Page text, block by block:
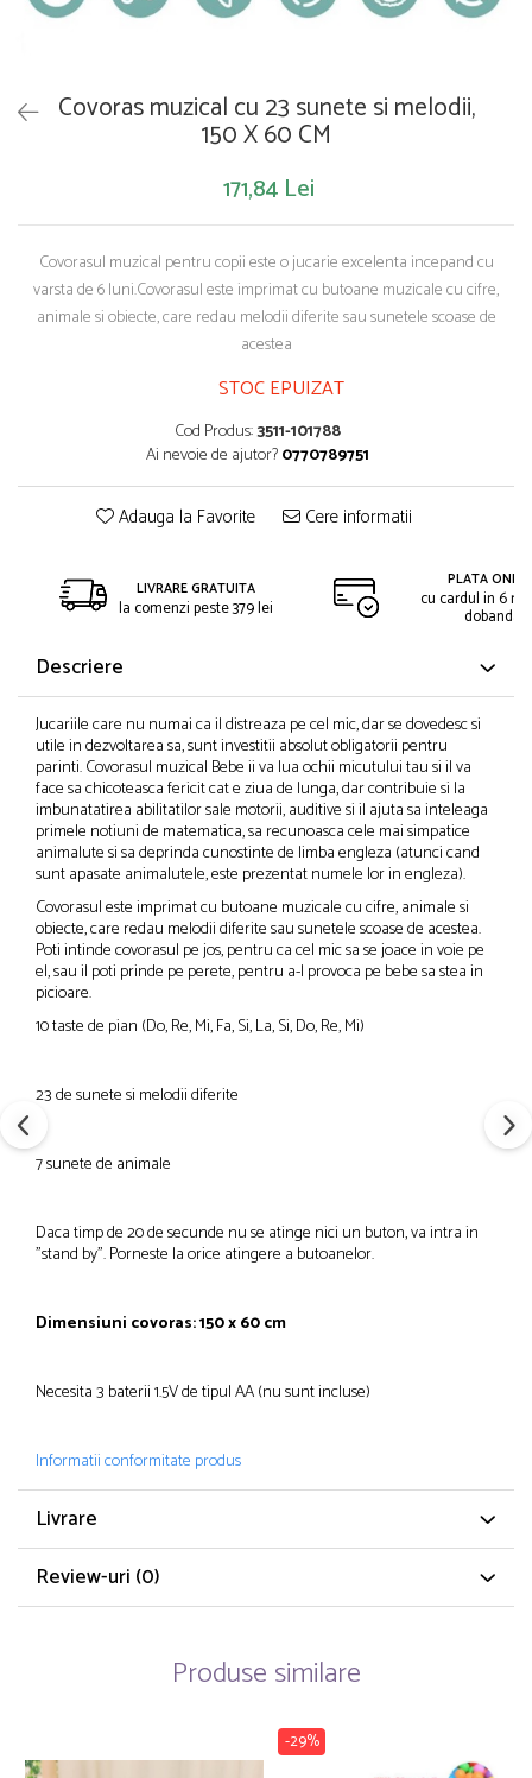
Covoras muzical cu 23 sunete si melodii,
150 X 60 CM
171,84 Lei
Covorasul muzical pentru copii este o jucarie excelenta incepand cu
varsta de 6 luni.Covorasul este imprimat cu butoane muzicale cu cifre,
animale si obiecte, care redau melodii diferite sau sunetele scoase de
acestea
STOC EPUIZAT
Cod Produs:3511-101788
Ai nevoie de ajutor?0770789751
Adauga la Favorite Cere informatii
LIVRARE GRATUITA
la comenzi peste 379 lei
PLATA
cu cardul in 6
dobanda
Descriere
Jucariile care nu numai ca il distreaza pe cel mic, dar se dovedesc si
utile in dezvoltarea sa, sunt investitii absolut obligatorii pentru
parinti. Covorasul muzical Bebe ii va lua ochii micutului tau si il va
face sa chicoteasca fericit cat e ziua de lunga, dar contribuie si la
imbunatatirea abilitatilor sale motorii, auditive si il ajuta sa inteleaga
primele notiuni de matematica, sa recunoasca cele mai simpatice
animalute si sa deprinda cunostinte de limba engleza (atunci cand
sunt apasate animalutele, este prezentat numele lor in engleza).
Covorasul este imprimat cu butoane muzicale cu cifre, animale si
obiecte, care redau melodii diferite sau sunetele scoase de acestea.
Poti intinde covorasul pe jos, pentru ca cel mic sa se joace in voie pe
el, sau il poti prinde pe perete, pentru a-l provoca pe bebe sa stea in
picioare.
10 taste de pian (Do, Re, Mi, Fa, Si, La, Si, Do, Re, Mi)
23 de sunete si melodii diferite
7 sunete de animale
Daca timp de 20 de secunde nu se atinge nici un buton, va intra in
"stand by". Porneste la orice atingere a butoanelor.
Dimensiuni covoras: 150 x 60 cm
Necesita 3 baterii 1.5V de tipul AA (nu sunt incluse)
Informatii conformitate produs
Livrare
Review-uri (0)
Produse similare
-29%